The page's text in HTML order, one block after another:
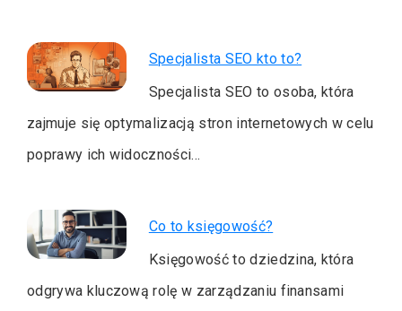
Specjalista SEO kto to?
Specjalista SEO to osoba, która
zajmuje się optymalizacją stron internetowych w celu
poprawy ich widoczności…
Co to księgowość?
Księgowość to dziedzina, która
odgrywa kluczową rolę w zarządzaniu finansami